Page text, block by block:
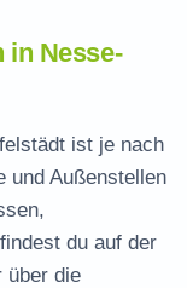
in Nesse-
beantragen
Nesse-
in Nesse-
ist je nach
und Außenstellen
du auf der
über die